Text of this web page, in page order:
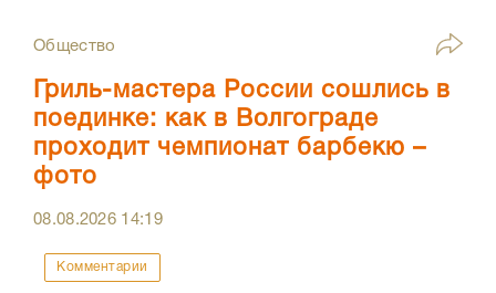
Общество
Гриль-мастера России сошлись в
поединке: как в Волгограде
проходит чемпионат барбекю –
фото
08.08.2026 14:19
Комментарии